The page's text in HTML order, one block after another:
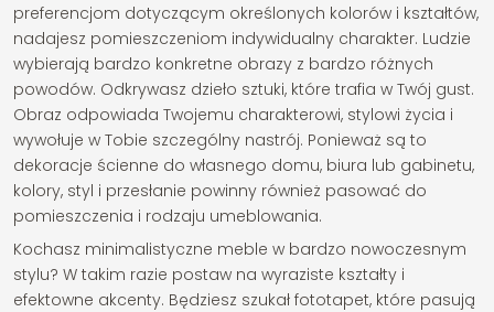
preferencjom dotyczącym określonych kolorów i kształtów,
nadajesz pomieszczeniom indywidualny charakter. Ludzie
wybierają bardzo konkretne obrazy z bardzo różnych
powodów. Odkrywasz dzieło sztuki, które trafia w Twój gust.
Obraz odpowiada Twojemu charakterowi, stylowi życia i
wywołuje w Tobie szczególny nastrój. Ponieważ są to
dekoracje ścienne do własnego domu, biura lub gabinetu,
kolory, styl i przesłanie powinny również pasować do
pomieszczenia i rodzaju umeblowania.
Kochasz minimalistyczne meble w bardzo nowoczesnym
stylu? W takim razie postaw na wyraziste kształty i
efektowne akcenty. Będziesz szukał fototapet, które pasują